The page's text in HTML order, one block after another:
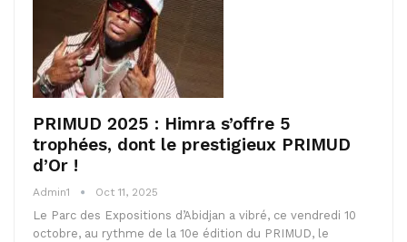
PRIMUD 2025 : Himra s’offre 5
trophées, dont le prestigieux PRIMUD
d’Or !
Admin1 Oct 11, 2025
Le Parc des Expositions d’Abidjan a vibré, ce vendredi 10
octobre, au rythme de la 10e édition du PRIMUD, le